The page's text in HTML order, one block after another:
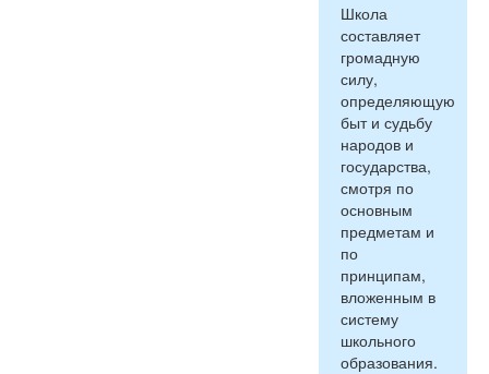
Школа
составляет
громадную
силу,
определяющую
быт и судьбу
народов и
государства,
смотря по
основным
предметам и
по
принципам,
вложенным в
систему
школьного
образования.